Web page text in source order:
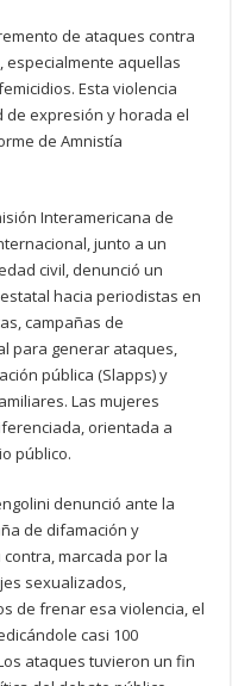
de ataques contra
especialmente aquellas
Esta violencia
expresión y horada el
de Amnistía
Interamericana de
junto a un
civil, denunció un
hacia periodistas en
campañas de
para generar ataques,
pública (Slapps) y
Las mujeres
orientada a
público.
denunció ante la
de difamación y
marcada por la
sexualizados,
de frenar esa violencia, el
casi 100
ataques tuvieron un fin